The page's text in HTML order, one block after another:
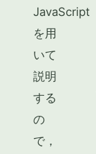
JavaScript
を用
いて
説明
する
の
で，